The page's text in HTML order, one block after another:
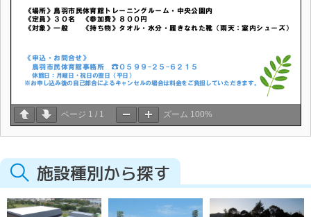
ページ 1 / 1 ズーム 100%
施設種別から探す